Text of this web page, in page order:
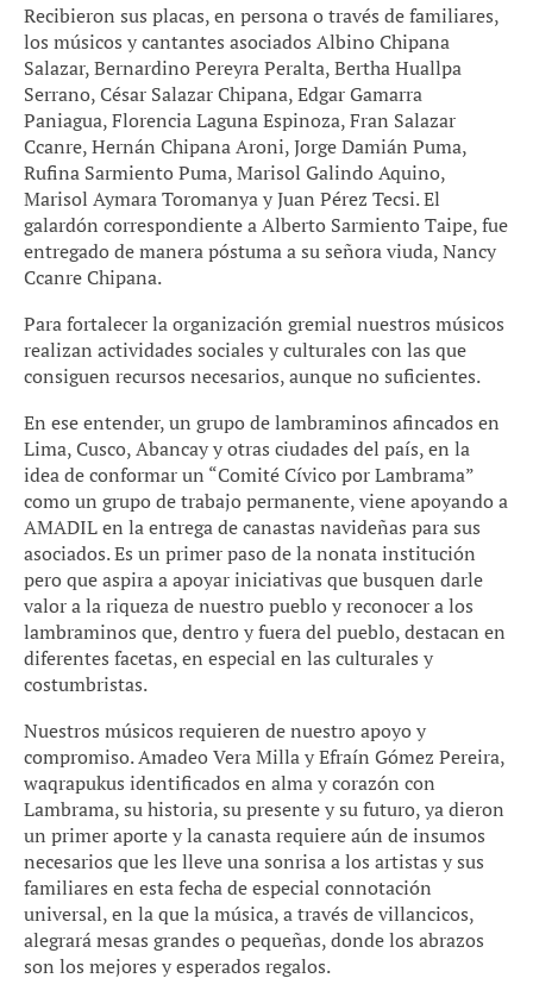
Recibieron sus placas, en persona o través de familiares,
los músicos y cantantes asociados Albino Chipana
Salazar, Bernardino Pereyra Peralta, Bertha Huallpa
Serrano, César Salazar Chipana, Edgar Gamarra
Paniagua, Florencia Laguna Espinoza, Fran Salazar
Ccanre, Hernán Chipana Aroni, Jorge Damián Puma,
Rufina Sarmiento Puma, Marisol Galindo Aquino,
Marisol Aymara Toromanya y Juan Pérez Tecsi. El
galardón correspondiente a Alberto Sarmiento Taipe, fue
entregado de manera póstuma a su señora viuda, Nancy
Ccanre Chipana.
Para fortalecer la organización gremial nuestros músicos
realizan actividades sociales y culturales con las que
consiguen recursos necesarios, aunque no suficientes.
En ese entender, un grupo de lambraminos afincados en
Lima, Cusco, Abancay y otras ciudades del país, en la
idea de conformar un “Comité Cívico por Lambrama”
como un grupo de trabajo permanente, viene apoyando a
AMADIL en la entrega de canastas navideñas para sus
asociados. Es un primer paso de la nonata institución
pero que aspira a apoyar iniciativas que busquen darle
valor a la riqueza de nuestro pueblo y reconocer a los
lambraminos que, dentro y fuera del pueblo, destacan en
diferentes facetas, en especial en las culturales y
costumbristas.
Nuestros músicos requieren de nuestro apoyo y
compromiso. Amadeo Vera Milla y Efraín Gómez Pereira,
waqrapukus identificados en alma y corazón con
Lambrama, su historia, su presente y su futuro, ya dieron
un primer aporte y la canasta requiere aún de insumos
necesarios que les lleve una sonrisa a los artistas y sus
familiares en esta fecha de especial connotación
universal, en la que la música, a través de villancicos,
alegrará mesas grandes o pequeñas, donde los abrazos
son los mejores y esperados regalos.